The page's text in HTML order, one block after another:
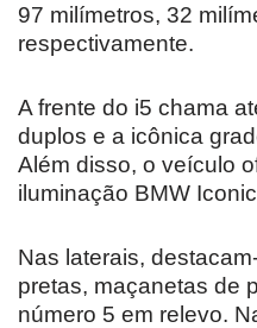
97 milímetros, 32
respectivamente.
A frente do i5 chama
duplos e a icônica
Além disso, o veículo
iluminação BMW
Nas laterais,
pretas, maçanetas de
número 5 em relevo.